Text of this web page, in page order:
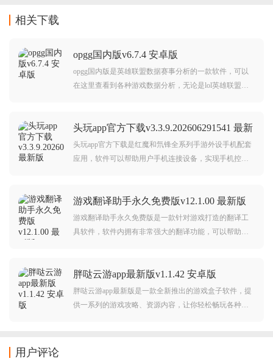
相关下载
opgg国内版v6.7.4 安卓版
opgg国内版是英雄联盟数据赛事分析的一款软件，可以
在这里查看到各种游戏数据分析，无论是lol英雄联盟韩
头玩app官方下载v3.3.9.202606291541 最新
版
头玩app官方下载是红魔和氘锋全系列手游外设手机配套
应用，软件可以帮助用户手机连接设备，实现手机控
游戏翻译助手永久免费版v12.1.00 最新版
游戏翻译助手永久免费版是一款针对游戏打造的翻译工
具软件，软件内拥有非常强大的翻译功能，可以帮助玩
胖哒云游app最新版v1.1.42 安卓版
胖哒云游app最新版是一款全新推出的游戏盒子软件，提
供一系列的游戏攻略、资源内容，让你轻松畅玩各种热
用户评论